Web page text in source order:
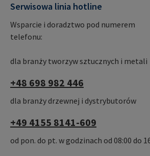
Serwisowa linia hotline
Wsparcie i doradztwo pod numerem
telefonu:
dla branży tworzyw sztucznych i metali
+48 698 982 446
dla branży drzewnej i dystrybutorów
+49 4155 8141-609
od pon. do pt. w godzinach od 08:00 do